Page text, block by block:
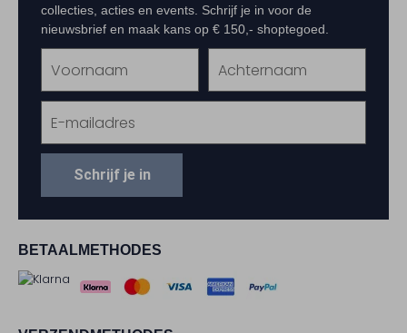
BETAALMETHODES
collecties, acties en events. Schrijf je in voor de
nieuwsbrief en maak kans op € 150,- shoptegoed.
Schrijf je in